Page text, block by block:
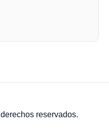
reservados.